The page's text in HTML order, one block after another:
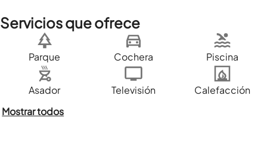
Servicios que ofrece
Parque Cochera Piscina
Asador Televisión
Calefacción
Mostrar todos